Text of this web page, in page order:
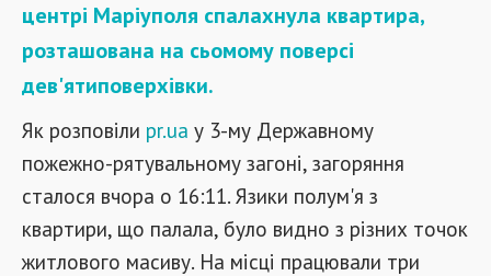
центрі Маріуполя спалахнула квартира,
розташована на сьомому поверсі
дев'ятиповерхівки.
Як розповіли pr.ua у 3-му Державному
пожежно-рятувальному загоні, загоряння
сталося вчора о 16:11. Язики полум'я з
квартири, що палала, було видно з різних точок
житлового масиву. На місці працювали три